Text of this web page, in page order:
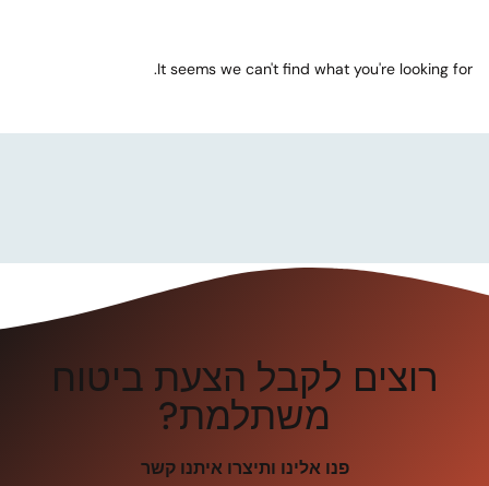
It seems we can't find what you're looking for.
רוצים לקבל הצעת ביטוח
משתלמת?
פנו אלינו ותיצרו איתנו קשר